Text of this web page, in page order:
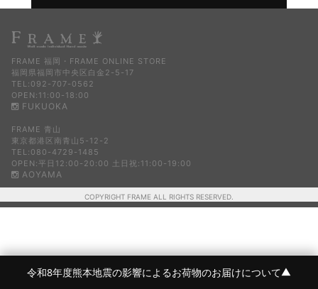
FRAME 福岡・FRAME ONLINE STORE
福岡県福岡市中央区白金2-5-17
TEL:092-707-0562
OPEN:11:00-18:00
FUKUOKA
FRAME 青山
東京都港区南青山5-12-2
TEL:080-4729-1485
OPEN:平日12:00-20:00 土日祝:11:00-19:00
AOYAMA
COPYRIGHT FRAME ALL RIGHTS RESERVED.
令和8年度熊本地震の影響によるお荷物のお届けについて▼